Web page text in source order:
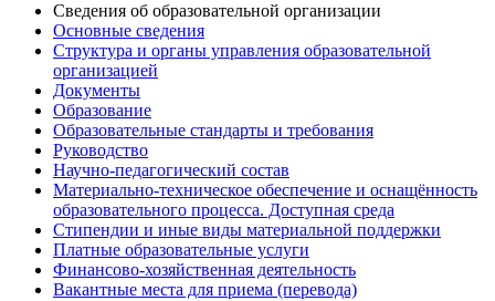
Сведения об образовательной организации
Основные сведения
Структура и органы управления образовательной
организацией
Документы
Образование
Образовательные стандарты и требования
Руководство
Научно-педагогический состав
Материально-техническое обеспечение и оснащённость
образовательного процесса. Доступная среда
Стипендии и иные виды материальной поддержки
Платные образовательные услуги
Финансово-хозяйственная деятельность
Вакантные места для приема (перевода)